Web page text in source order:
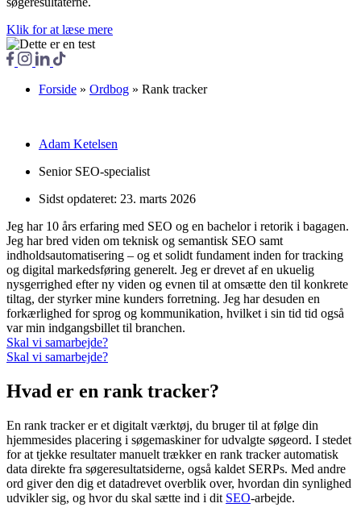
Klik for at læse mere
Forside » Ordbog » Rank tracker
Adam Ketelsen
Senior SEO-specialist
Sidst opdateret: 23. marts 2026
Jeg har 10 års erfaring med SEO og en bachelor i retorik i bagagen.
Jeg har bred viden om teknisk og semantisk SEO samt
indholdsautomatisering – og et solidt fundament inden for tracking
og digital markedsføring generelt. Jeg er drevet af en ukuelig
nysgerrighed efter ny viden og evnen til at omsætte den til konkrete
tiltag, der styrker mine kunders forretning. Jeg har desuden en
forkærlighed for sprog og kommunikation, hvilket i sin tid tid også
var min indgangsbillet til branchen.
Skal vi samarbejde?
Skal vi samarbejde?
Hvad er en rank tracker?
En rank tracker er et digitalt værktøj, du bruger til at følge din
hjemmesides placering i søgemaskiner for udvalgte søgeord. I stedet
for at tjekke resultater manuelt trækker en rank tracker automatisk
data direkte fra søgeresultatsiderne, også kaldet SERPs. Med andre
ord giver den dig et datadrevet overblik over, hvordan din synlighed
udvikler sig, og hvor du skal sætte ind i dit SEO-arbejde.